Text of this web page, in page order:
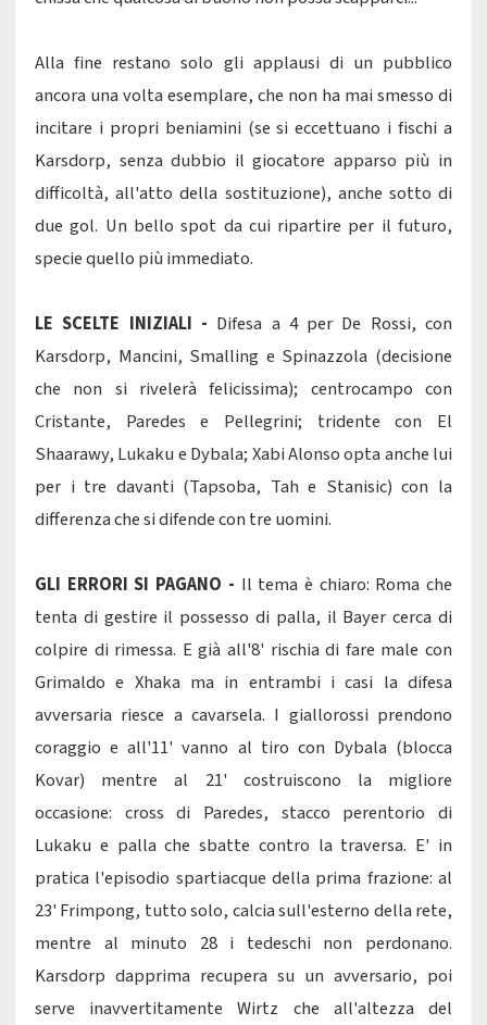
Alla fine restano solo gli applausi di un pubblico
ancora una volta esemplare, che non ha mai smesso di
incitare i propri beniamini (se si eccettuano i fischi a
Karsdorp, senza dubbio il giocatore apparso più in
difficoltà, all'atto della sostituzione), anche sotto di
due gol. Un bello spot da cui ripartire per il futuro,
specie quello più immediato.
LE SCELTE INIZIALI - Difesa a 4 per De Rossi, con
Karsdorp, Mancini, Smalling e Spinazzola (decisione
che non si rivelerà felicissima); centrocampo con
Cristante, Paredes e Pellegrini; tridente con El
Shaarawy, Lukaku e Dybala; Xabi Alonso opta anche lui
per i tre davanti (Tapsoba, Tah e Stanisic) con la
differenza che si difende con tre uomini.
GLI ERRORI SI PAGANO - Il tema è chiaro: Roma che
tenta di gestire il possesso di palla, il Bayer cerca di
colpire di rimessa. E già all'8' rischia di fare male con
Grimaldo e Xhaka ma in entrambi i casi la difesa
avversaria riesce a cavarsela. I giallorossi prendono
coraggio e all'11' vanno al tiro con Dybala (blocca
Kovar) mentre al 21' costruiscono la migliore
occasione: cross di Paredes, stacco perentorio di
Lukaku e palla che sbatte contro la traversa. E' in
pratica l'episodio spartiacque della prima frazione: al
23' Frimpong, tutto solo, calcia sull'esterno della rete,
mentre al minuto 28 i tedeschi non perdonano.
Karsdorp dapprima recupera su un avversario, poi
serve inavvertitamente Wirtz che all'altezza del